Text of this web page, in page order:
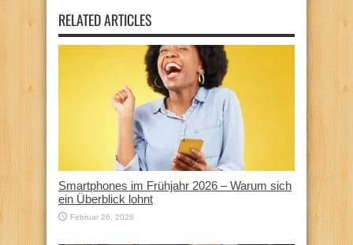
RELATED ARTICLES
Smartphones im Frühjahr 2026 – Warum sich
ein Überblick lohnt
Februar 26, 2026